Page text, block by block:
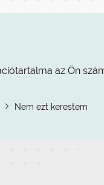
az Ön
Nem ezt kerestem